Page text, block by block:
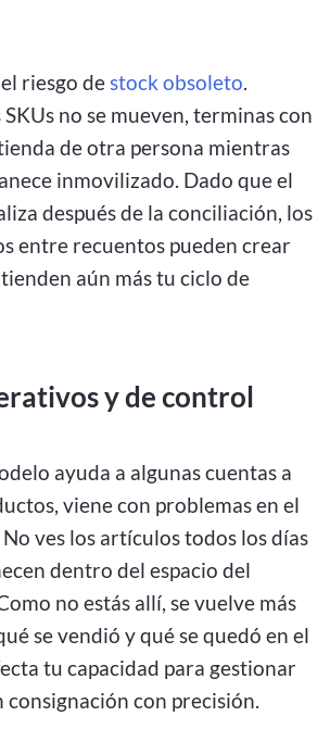
riesgo destock obsoleto.
no se mueven, terminas con
de otra persona mientras
inmovilizado. Dado que el
después de la conciliación, los
entre recuentos pueden crear
aún más tu ciclo de
y de control
ayuda a algunas cuentas a
viene con problemas en el
ves los artículos todos los días
dentro del espacio del
no estás allí, se vuelve más
se vendió y qué se quedó en el
tu capacidad para gestionar
con precisión.